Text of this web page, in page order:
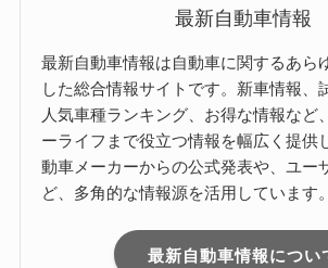
最新自動車情報
最新自動車情報は自動車に関するあら
した総合情報サイトです。新車情報、
人気車種ランキング、お得な情報など
ーライフまで役立つ情報を幅広く提供
動車メーカーからの公式発表や、ユー
ど、多角的な情報源を活用しています。
最新自動車情報につい